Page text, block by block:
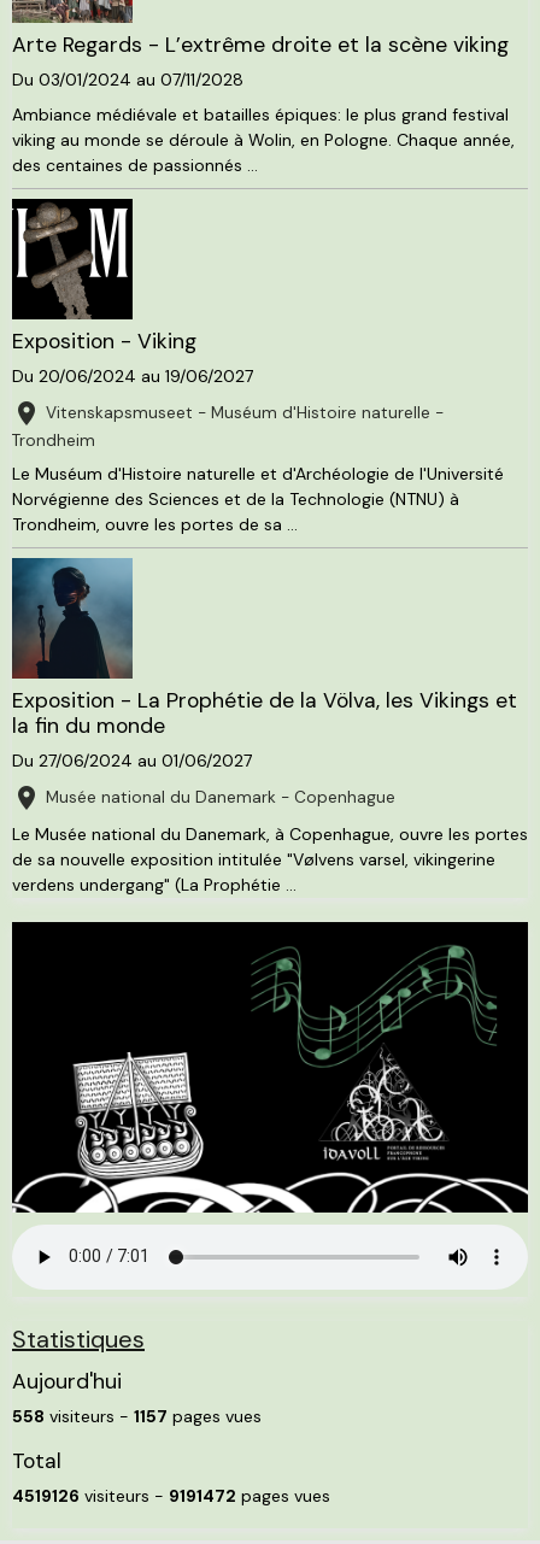
Arte Regards - L’extrême droite et la scène viking
Du 03/01/2024 au 07/11/2028
Ambiance médiévale et batailles épiques: le plus grand festival
viking au monde se déroule à Wolin, en Pologne. Chaque année,
des centaines de passionnés ...
Exposition - Viking
Du 20/06/2024 au 19/06/2027
Vitenskapsmuseet - Muséum d'Histoire naturelle -
Trondheim
Le Muséum d'Histoire naturelle et d'Archéologie de l'Université
Norvégienne des Sciences et de la Technologie (NTNU) à
Trondheim, ouvre les portes de sa ...
Exposition - La Prophétie de la Völva, les Vikings et
la fin du monde
Du 27/06/2024 au 01/06/2027
Musée national du Danemark - Copenhague
Le Musée national du Danemark, à Copenhague, ouvre les portes
de sa nouvelle exposition intitulée "Vølvens varsel, vikingerine
verdens undergang" (La Prophétie ...
Statistiques
Aujourd'hui
558 visiteurs - 1157 pages vues
Total
4519126 visiteurs - 9191472 pages vues